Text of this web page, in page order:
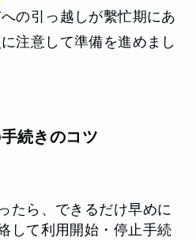
の引っ越しが繫忙期にあ
注意して準備を進めまし
続きのコツ
たら、できるだけ早めに
して利用開始・停止手続